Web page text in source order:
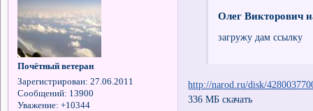
Почётный ветеран
Зарегистрирован: 27.06.2011
Сообщений: 13900
Уважение: +10344
Олег Викторович
загружу дам ссылку
http://narod.ru/disk/
336 МБ скачать